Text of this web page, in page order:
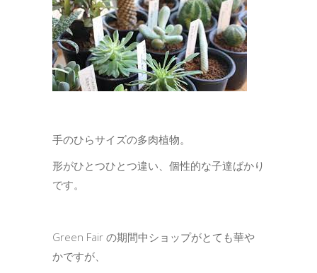
手のひらサイズの多肉植物。
形がひとつひとつ違い、個性的な子達ばかり
です。
Green Fair の期間中ショップがとても華や
かですが、